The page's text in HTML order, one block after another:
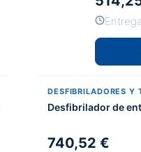
DESFIBRILADORES Y
Desfibrilador de
740,52 €